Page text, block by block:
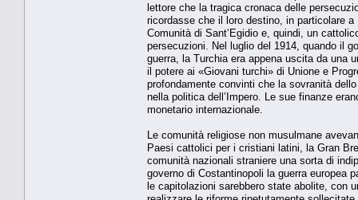
lettore che la tragica cronaca delle
ricordasse che il loro destino, in particolare
Comunità di Sant’Egidio e, quindi, un
persecuzioni. Nel luglio del 1914, quando il
guerra, la Turchia era appena uscita da una
il potere ai «Giovani turchi» di Unione e
profondamente convinti che la sovranità
nella politica dell’Impero. Le sue finanze
monetario internazionale.
Le comunità religiose non musulmane
Paesi cattolici per i cristiani latini, la Gran
comunità nazionali straniere una sorta di
governo di Costantinopoli la guerra europea
le capitolazioni sarebbero state abolite, con